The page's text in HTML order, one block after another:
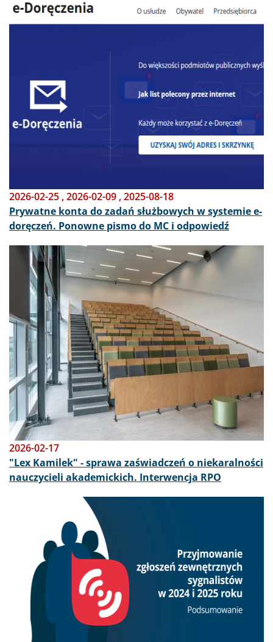
2026-02-25 ,2026-02-09 ,2025-08-18
Prywatne konta do zadań służbowych w systemie e-
doręczeń. Ponowne pismo do MC i odpowiedź
Obraz
2026-02-17
"Lex Kamilek" - sprawa zaświadczeń o niekaralności
nauczycieli akademickich. Interwencja RPO